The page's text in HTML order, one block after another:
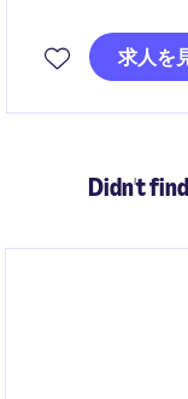
物流経験は必須
日本語対応・英
求人を
Didn't